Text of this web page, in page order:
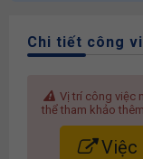
Chi tiết công
Vị trí công việc
thể tham khảo
Việc